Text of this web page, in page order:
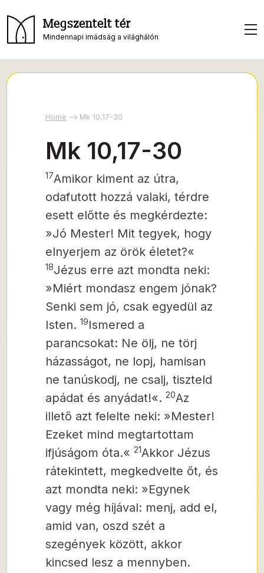
Megszentelt tér
Mindennapi imádság a világhálón
Home Mk 10,17-30
Mk 10,17-30
17Amikor kiment az útra,
odafutott hozzá valaki, térdre
esett előtte és megkérdezte:
»Jó Mester! Mit tegyek, hogy
elnyerjem az örök életet?«
18Jézus erre azt mondta neki:
»Miért mondasz engem jónak?
Senki sem jó, csak egyedül az
Isten. 19Ismered a
parancsokat: Ne ölj, ne törj
házasságot, ne lopj, hamisan
ne tanúskodj, ne csalj, tiszteld
apádat és anyádat!«. 20Az
illető azt felelte neki: »Mester!
Ezeket mind megtartottam
ifjúságom óta.« 21Akkor Jézus
rátekintett, megkedvelte őt, és
azt mondta neki: »Egynek
vagy még híjával: menj, add el,
amid van, oszd szét a
szegények között, akkor
kincsed lesz a mennyben.